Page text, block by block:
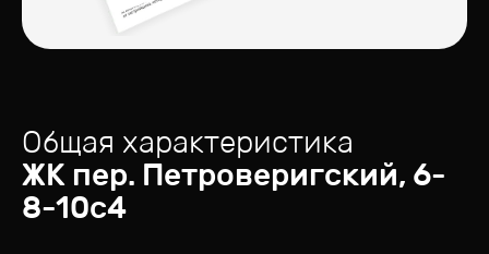
Общая характеристика
ЖК пер. Петроверигский, 6-
8-10с4